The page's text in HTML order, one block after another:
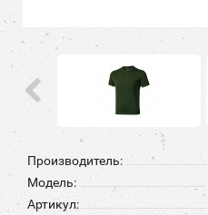
Производитель:
Модель:
Артикул: